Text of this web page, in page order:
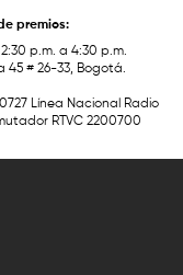
premios:
p.m. a 4:30 p.m.
45 # 26-33, Bogotá.
Línea Nacional Radio
RTVC 2200700